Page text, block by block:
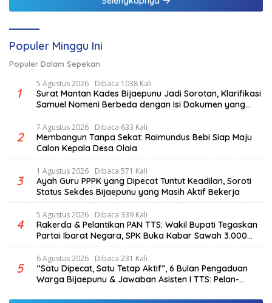
Populer Minggu Ini
Populer Dalam Sepekan
1
5 Agustus 2026 Dibaca 1038 Kali
Surat Mantan Kades Bijaepunu Jadi Sorotan, Klarifikasi
Samuel Nomeni Berbeda dengan Isi Dokumen yang
Beredar
2
7 Agustus 2026 Dibaca 633 Kali
Membangun Tanpa Sekat: Raimundus Bebi Siap Maju
Calon Kepala Desa Olaia
3
1 Agustus 2026 Dibaca 571 Kali
Ayah Guru PPPK yang Dipecat Tuntut Keadilan, Soroti
Status Sekdes Bijaepunu yang Masih Aktif Bekerja
4
5 Agustus 2026 Dibaca 339 Kali
Rakerda & Pelantikan PAN TTS: Wakil Bupati Tegaskan
Partai Ibarat Negara, SPK Buka Kabar Sawah 3.000
Hektar & Larangan Politik Uang
5
6 Agustus 2026 Dibaca 231 Kali
“Satu Dipecat, Satu Tetap Aktif”, 6 Bulan Pengaduan
Warga Bijaepunu & Jawaban Asisten I TTS: Pelan-
pelan, Tapi Pasti.